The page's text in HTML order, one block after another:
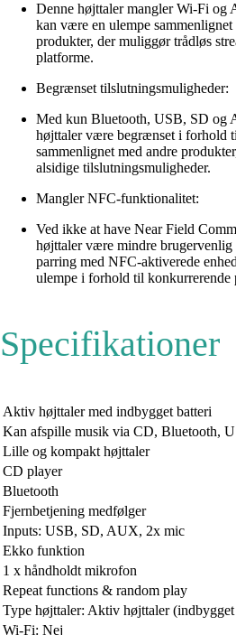
Denne højttaler mangler Wi-Fi
kan være en ulempe
produkter, der muliggør trådløs
platforme.
Begrænset tilslutningsmuligheder:
Med kun Bluetooth, USB, SD og
højttaler være begrænset i forhold
sammenlignet med andre
alsidige tilslutningsmuligheder.
Mangler NFC-funktionalitet:
Ved ikke at have Near Field
højttaler være mindre
parring med NFC-aktiverede
ulempe i forhold til konkurrerende
Specifikationer
Aktiv højttaler med indbygget batteri
Kan afspille musik via CD, Bluetooth,
Lille og kompakt højttaler
CD player
Bluetooth
Fjernbetjening medfølger
Inputs: USB, SD, AUX, 2x mic
Ekko funktion
1 x håndholdt mikrofon
Repeat functions & random play
Type højttaler: Aktiv højttaler
Wi-Fi: Nej